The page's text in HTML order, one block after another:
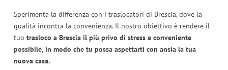
Sperimenta la differenza con i traslocatori di Brescia, dove la
qualità incontra la convenienza. Il nostro obiettivo è rendere il
tuo trasloco a Brescia il più privo di stress e conveniente
possibile, in modo che tu possa aspettarti con ansia la tua
nuova casa.